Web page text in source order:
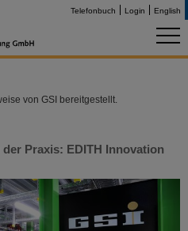
Telefonbuch Login English
von GSI bereitgestellt.
Praxis: EDITH Innovation